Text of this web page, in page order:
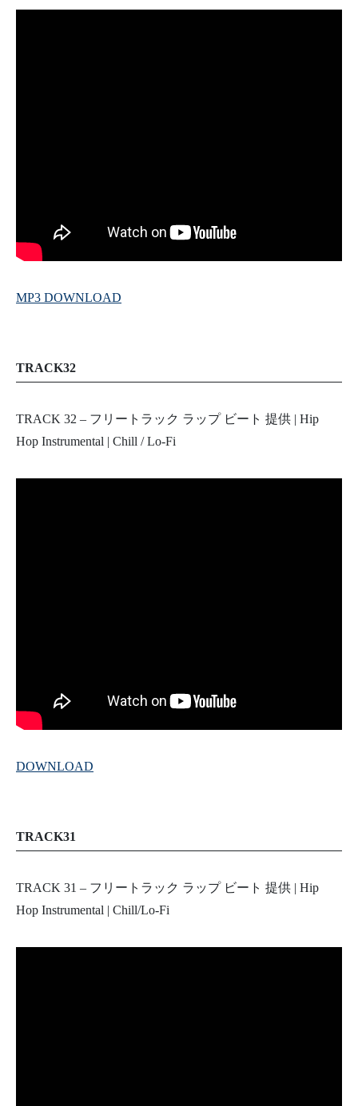
MP3 DOWNLOAD
TRACK32
TRACK 32 – フリートラック ラップ ビート 提供 | Hip
Hop Instrumental | Chill / Lo-Fi
DOWNLOAD
TRACK31
TRACK 31 – フリートラック ラップ ビート 提供 | Hip
Hop Instrumental | Chill/Lo-Fi